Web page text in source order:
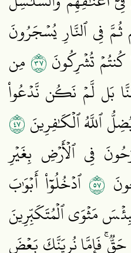
ثُمَّ فِي ٱلنَّارِ يُسۡجَرُونَ
تُشۡرِكُونَ٧٣ مِن
بَل لَّمۡ نَكُن نَّدۡعُواْ
ٱللَّهُ ٱلۡكَٰفِرِينَ٧٤
فِي ٱلۡأَرۡضِ بِغَيۡرِ
٧٥ ٱدۡخُلُوٓاْ أَبۡوَٰبَ
مَثۡوَى ٱلۡمُتَكَبِّرِينَ
حَقّٞۚ فَإِمَّا نُرِيَنَّكَ بَعۡضَ